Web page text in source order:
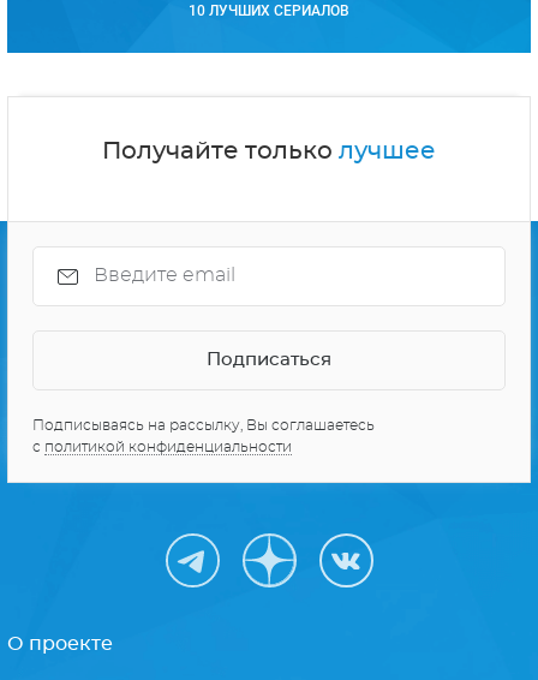
10 ЛУЧШИХ СЕРИАЛОВ
Получайте только лучшее
Подписываясь на рассылку, Вы соглашаетесь
с политикой конфиденциальности
О проекте